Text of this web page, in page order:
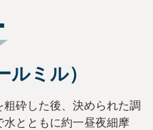
ルミル）
砕した後、決められた調
とともに約一昼夜細摩